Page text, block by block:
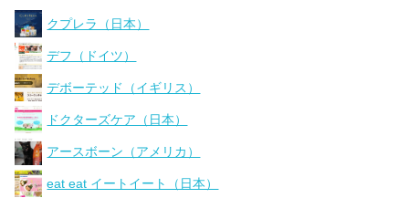
クプレラ（日本）
デフ（ドイツ）
デボーテッド（イギリス）
ドクターズケア（日本）
アースボーン（アメリカ）
eat eat イートイート（日本）